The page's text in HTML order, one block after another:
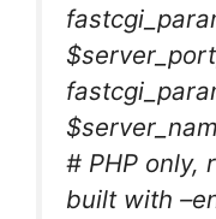
# PHP only,
built with